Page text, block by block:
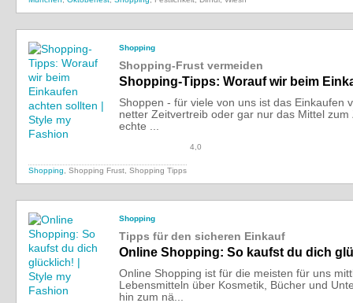
Shopping
Shopping-Frust vermeiden
Shopping-Tipps: Worauf wir beim
Shoppen - für viele von uns ist das Einkaufen
netter Zeitvertreib oder gar nur das Mittel
echte ...
4,0
Shopping , Shopping Frust, Shopping Tipps
Shopping
Tipps für den sicheren Einkauf
Online Shopping: So kaufst du dich
Online Shopping ist für die meisten für uns
Lebensmitteln über Kosmetik, Bücher und
hin zum nä...